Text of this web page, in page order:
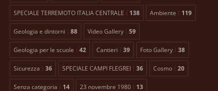
SPECIALE TERREMOTO ITALIA CENTRALE 138 Ambiente 119
Geologia e dintorni 88 Video Gallery 59
Geologia per le scuole 42 Cantieri 39 Foto Gallery 38
Sicurezza 36 SPECIALE CAMPI FLEGREI 36 Cosmo 20
Senza categoria 14 23 novembre 1980 13